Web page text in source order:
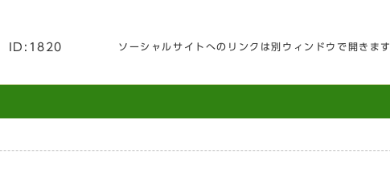
ID:1820 ソーシャルサイトへのリンクは別ウィンドウで開きます